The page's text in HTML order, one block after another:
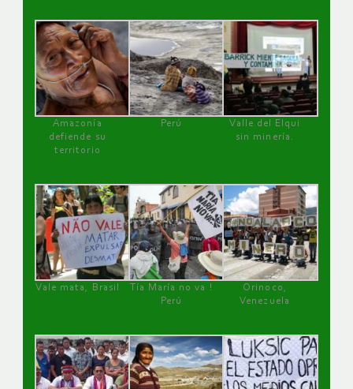
Amazonía
defiende su
territorio
Perú
Valle del Elqui
sin minería.
Vale mata, Brasil
Tía María no va !
Perú
Orinoco,
Venezuela